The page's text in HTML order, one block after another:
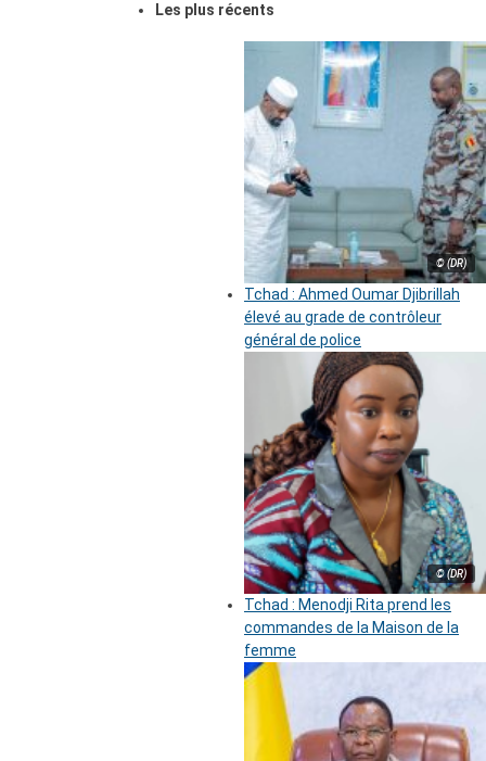
Les plus récents
© (DR)
Tchad : Ahmed Oumar Djibrillah
élevé au grade de contrôleur
général de police
© (DR)
Tchad : Menodji Rita prend les
commandes de la Maison de la
femme